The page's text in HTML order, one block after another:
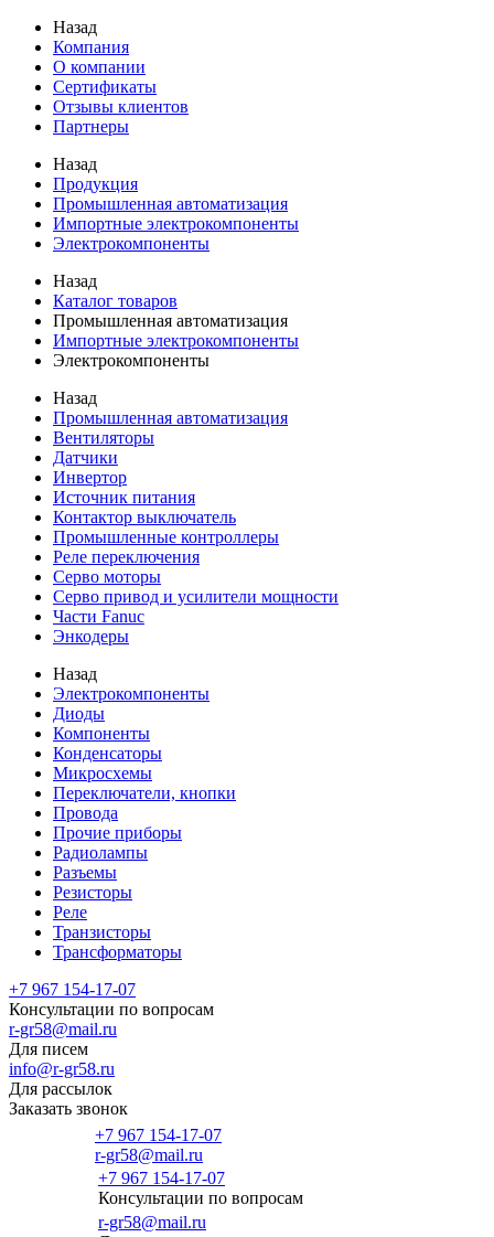
Назад
Компания
О компании
Сертификаты
Отзывы клиентов
Партнеры
Назад
Продукция
Промышленная автоматизация
Импортные электрокомпоненты
Электрокомпоненты
Назад
Каталог товаров
Промышленная автоматизация
Импортные электрокомпоненты
Электрокомпоненты
Назад
Промышленная автоматизация
Вентиляторы
Датчики
Инвертор
Источник питания
Контактор выключатель
Промышленные контроллеры
Реле переключения
Серво моторы
Серво привод и усилители мощности
Части Fanuc
Энкодеры
Назад
Электрокомпоненты
Диоды
Компоненты
Конденсаторы
Микросхемы
Переключатели, кнопки
Провода
Прочие приборы
Радиолампы
Разъемы
Резисторы
Реле
Транзисторы
Трансформаторы
+7 967 154-17-07
Консультации по вопросам
r-gr58@mail.ru
Для писем
info@r-gr58.ru
Для рассылок
Заказать звонок
+7 967 154-17-07
r-gr58@mail.ru
+7 967 154-17-07
Консультации по вопросам
r-gr58@mail.ru